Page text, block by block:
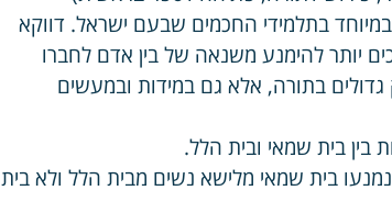
בתלמידי החכמים שבעם ישראל. דווקא
יותר להימנע משנאה של בין אדם לחברו
בתורה, אלא גם במידות ובמעשים
בין בית שמאי ובית הלל.
נמנעו בית שמאי מלישא נשים מבית הלל ולא בית